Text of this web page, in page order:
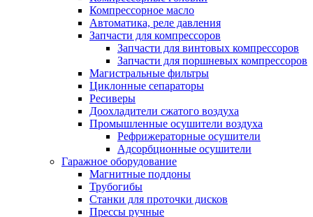
Компрессорное масло
Автоматика, реле давления
Запчасти для компрессоров
Запчасти для винтовых компрессоров
Запчасти для поршневых компрессоров
Магистральные фильтры
Циклонные сепараторы
Ресиверы
Доохладители сжатого воздуха
Промышленные осушители воздуха
Рефрижераторные осушители
Адсорбционные осушители
Гаражное оборудование
Магнитные поддоны
Трубогибы
Станки для проточки дисков
Прессы ручные